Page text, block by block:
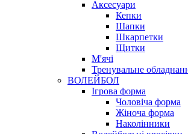
Аксесуари
Кепки
Шапки
Шкарпетки
Щитки
М'ячі
Тренувальне
ВОЛЕЙБОЛ
Ігрова форма
Чоловіча форма
Жіноча форма
Наколінники